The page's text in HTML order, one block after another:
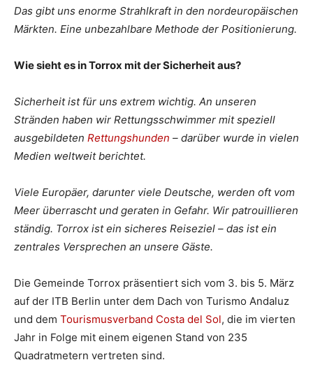
Das gibt uns enorme Strahlkraft in den nordeuropäischen
Märkten. Eine unbezahlbare Methode der Positionierung.
Wie sieht es in Torrox mit der Sicherheit aus?
Sicherheit ist für uns extrem wichtig. An unseren
Stränden haben wir Rettungsschwimmer mit speziell
ausgebildeten Rettungshunden – darüber wurde in vielen
Medien weltweit berichtet.
Viele Europäer, darunter viele Deutsche, werden oft vom
Meer überrascht und geraten in Gefahr. Wir patrouillieren
ständig. Torrox ist ein sicheres Reiseziel – das ist ein
zentrales Versprechen an unsere Gäste.
Die Gemeinde Torrox präsentiert sich vom 3. bis 5. März
auf der ITB Berlin unter dem Dach von Turismo Andaluz
und dem Tourismusverband Costa del Sol, die im vierten
Jahr in Folge mit einem eigenen Stand von 235
Quadratmetern vertreten sind.